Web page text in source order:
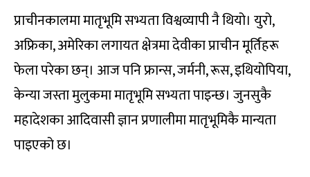
प्राचीनकालमा मातृभूमि सभ्यता विश्वव्यापी नै थियो। युरो,
अफ्रिका, अमेरिका लगायत क्षेत्रमा देवीका प्राचीन मूर्तिहरू
फेला परेका छन्। आज पनि फ्रान्स, जर्मनी, रूस, इथियोपिया,
केन्या जस्ता मुलुकमा मातृभूमि सभ्यता पाइन्छ। जुनसुकै
महादेशका आदिवासी ज्ञान प्रणालीमा मातृभूमिकै मान्यता
पाइएको छ।